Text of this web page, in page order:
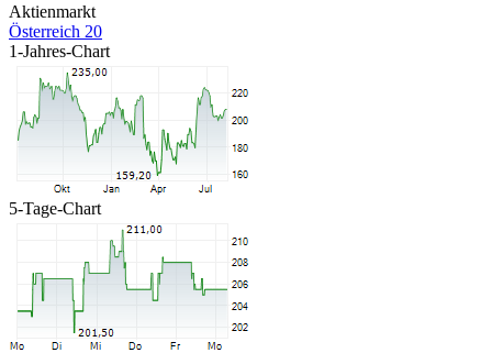
Aktienmarkt
Österreich 20
1-Jahres-Chart
5-Tage-Chart